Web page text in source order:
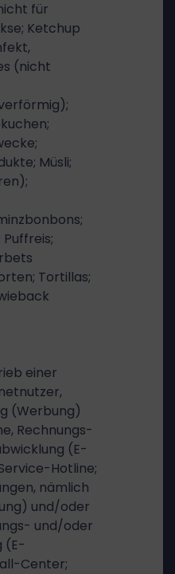
für
Ketchup
(nicht
Müsli;
Puffreis;
Tortillas;
einer
(Werbung)
Rechnungs-
(E-
Hotline;
nämlich
und/oder
und/oder
(E-
Center;